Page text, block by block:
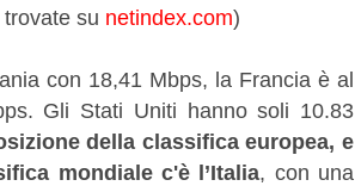
su netindex.com)
con 18,41 Mbps, la Francia è al
Gli Stati Uniti hanno soli 10.83
della classifica europea, e
mondiale c'è l’Italia, con una